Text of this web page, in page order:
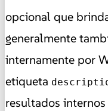
opcional que
generalmente
internamente por
etiqueta
resultados